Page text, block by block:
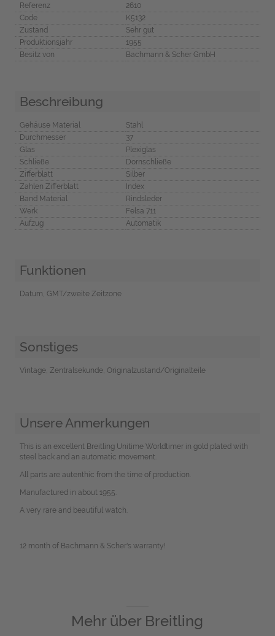
Referenz
2610
Code
K5132
Zustand
Sehr gut
Produktionsjahr
1955
Besitz von
Bachmann & Scher GmbH
Beschreibung
Gehäuse Material
Stahl
Durchmesser
37
Glas
Plexiglas
Schließe
Dornschließe
Zifferblatt
Silber
Zahlen Zifferblatt
Index
Band Material
Rindsleder
Werk
Felsa 711
Aufzug
Automatik
Funktionen
Datum, GMT/zweite Zeitzone
Sonstiges
Vintage, Zentralsekunde, Originalzustand/Originalteile
Unsere Anmerkungen
This is an excellent Breitling Unitime Worldtimer in gold plated with
steel back and an automatic movement.
All parts are autenthic from the time of production.
Manufactured in about 1955.
A very rare and beautiful watch.
12 month of Bachmann & Scher's warranty!
Mehr über Breitling